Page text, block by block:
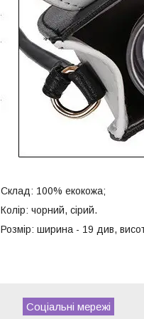
Склад: 100% екокожа;
Колір: чорний, сірий.
Розмір: ширина - 19 див,
Соціальні мережі